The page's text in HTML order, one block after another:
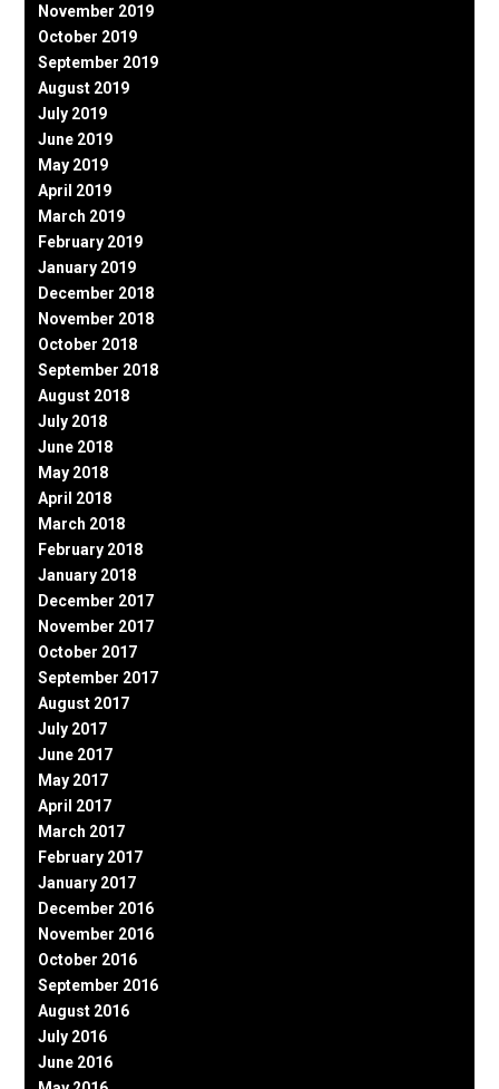
November 2019
October 2019
September 2019
August 2019
July 2019
June 2019
May 2019
April 2019
March 2019
February 2019
January 2019
December 2018
November 2018
October 2018
September 2018
August 2018
July 2018
June 2018
May 2018
April 2018
March 2018
February 2018
January 2018
December 2017
November 2017
October 2017
September 2017
August 2017
July 2017
June 2017
May 2017
April 2017
March 2017
February 2017
January 2017
December 2016
November 2016
October 2016
September 2016
August 2016
July 2016
June 2016